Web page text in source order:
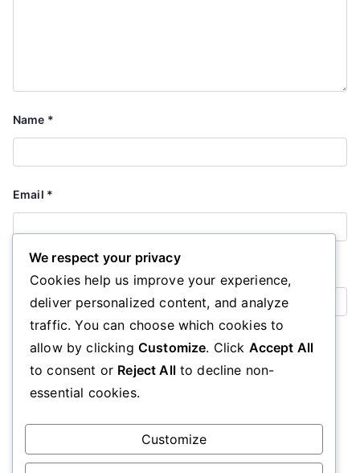
Name *
Email *
Save my name, email, and website in this browser for the
next time I comment.
We respect your privacy
Cookies help us improve your experience,
deliver personalized content, and analyze
traffic. You can choose which cookies to
allow by clicking Customize. Click Accept All
to consent or Reject Allto decline non-
essential cookies.
Customize